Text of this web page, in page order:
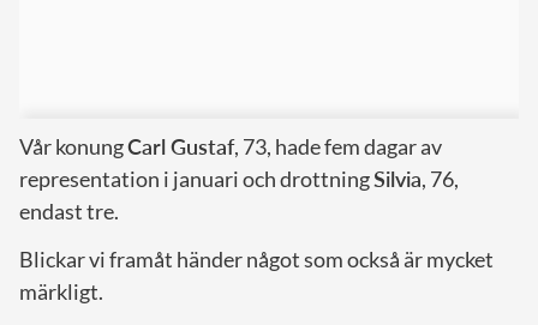
Vår konungCarl Gustaf, 73, hade fem dagar av
representation i januari och drottningSilvia, 76,
endast tre.
Blickar vi framåt händer något som också är mycket
märkligt.